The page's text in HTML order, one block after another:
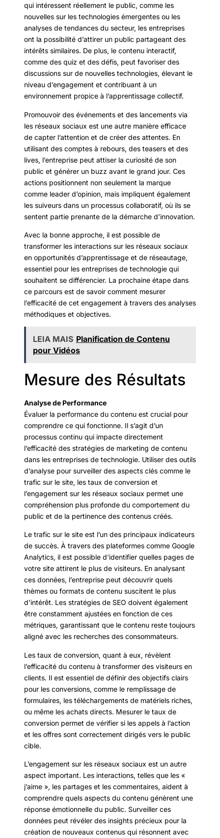
qui intéressent réellement le public, comme les
nouvelles sur les technologies émergentes ou les
analyses de tendances du secteur, les entreprises
ont la possibilité d’attirer un public partageant des
intérêts similaires. De plus, le contenu interactif,
comme des quiz et des défis, peut favoriser des
discussions sur de nouvelles technologies, élevant le
niveau d’engagement et contribuant à un
environnement propice à l’apprentissage collectif.
Promouvoir des événements et des lancements via
les réseaux sociaux est une autre manière efficace
de capter l’attention et de créer des attentes. En
utilisant des comptes à rebours, des teasers et des
lives, l’entreprise peut attiser la curiosité de son
public et générer un buzz avant le grand jour. Ces
actions positionnent non seulement la marque
comme leader d’opinion, mais impliquent également
les suiveurs dans un processus collaboratif, où ils se
sentent partie prenante de la démarche d’innovation.
Avec la bonne approche, il est possible de
transformer les interactions sur les réseaux sociaux
en opportunités d’apprentissage et de réseautage,
essentiel pour les entreprises de technologie qui
souhaitent se différencier. La prochaine étape dans
ce parcours est de savoir comment mesurer
l’efficacité de cet engagement à travers des analyses
méthodiques et objectives.
LEIA MAIS Planification de Contenu
pour Vidéos
Mesure des Résultats
Analyse de Performance
Évaluer la performance du contenu est crucial pour
comprendre ce qui fonctionne. Il s’agit d’un
processus continu qui impacte directement
l’efficacité des stratégies de marketing de contenu
dans les entreprises de technologie. Utiliser des outils
d’analyse pour surveiller des aspects clés comme le
trafic sur le site, les taux de conversion et
l’engagement sur les réseaux sociaux permet une
compréhension plus profonde du comportement du
public et de la pertinence des contenus créés.
Le trafic sur le site est l’un des principaux indicateurs
de succès. À travers des plateformes comme Google
Analytics, il est possible d’identifier quelles pages de
votre site attirent le plus de visiteurs. En analysant
ces données, l’entreprise peut découvrir quels
thèmes ou formats de contenu suscitent le plus
d’intérêt. Les stratégies de SEO doivent également
être constamment ajustées en fonction de ces
métriques, garantissant que le contenu reste toujours
aligné avec les recherches des consommateurs.
Les taux de conversion, quant à eux, révèlent
l’efficacité du contenu à transformer des visiteurs en
clients. Il est essentiel de définir des objectifs clairs
pour les conversions, comme le remplissage de
formulaires, les téléchargements de matériels riches,
ou même les achats directs. Mesurer le taux de
conversion permet de vérifier si les appels à l’action
et les offres sont correctement dirigés vers le public
cible.
L’engagement sur les réseaux sociaux est un autre
aspect important. Les interactions, telles que les «
j’aime », les partages et les commentaires, aident à
comprendre quels aspects du contenu génèrent une
réponse émotionnelle du public. Surveiller ces
données peut révéler des insights précieux pour la
création de nouveaux contenus qui résonnent avec